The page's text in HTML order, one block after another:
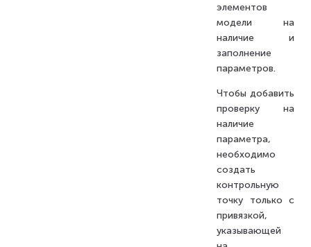
элементов
модели на
наличие и
заполнение
параметров.
Чтобы добавить
проверку на
наличие
параметра,
необходимо
создать
контрольную
точку только с
привязкой,
указывающей